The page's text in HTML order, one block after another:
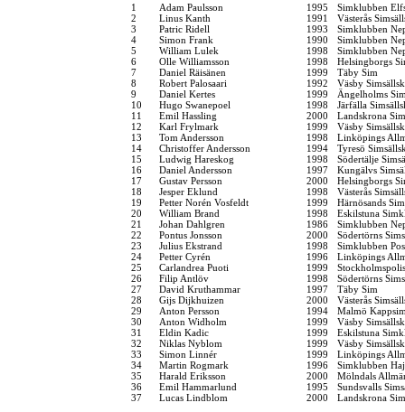
1 Adam Paulsson 1995
Simklubben
2
Linus Kanth 1991
Västerås
3
Patric Ridell 1993
Simklubben
4
Simon Frank 1990
Simklubben
5
William Lulek 1998
Simklubben
6
Olle Williamsson 1998
Helsingborgs
7
Daniel Räisänen 1999
Täby Sim
8
Robert Palosaari 1992
Väsby
9
Daniel Kertes 1999
Ängelholms
10
Hugo Swanepoel 1998
Järfälla
11
Emil Hassling 2000
Landskrona
12
Karl Frylmark 1999
Väsby
13
Tom Andersson 1998
Linköpings
14
Christoffer Andersson 1994
Tyresö
15
Ludwig Hareskog 1998
Södertälje
16
Daniel Andersson 1997
Kungälvs
17
Gustav Persson 2000
Helsingborgs
18
Jesper Eklund 1998
Västerås
19
Petter Norén Vosfeldt 1999
Härnösands
20
William Brand 1998
Eskilstuna
21
Johan Dahlgren 1986
Simklubben
22
Pontus Jonsson 2000
Södertörns
23
Julius Ekstrand 1998
Simklubben
24
Petter Cyrén 1996
Linköpings
25
Carlandrea Puoti 1999
26
Filip Antlöv 1998
Södertörns
27
David Kruthammar 1997
Täby Sim
28
Gijs Dijkhuizen 2000
Västerås
29
Anton Persson 1994
Malmö
30
Anton Widholm 1999
Väsby
31
Eldin Kadic 1999
Eskilstuna
32
Niklas Nyblom 1999
Väsby
33
Simon Linnér 1999
Linköpings
34
Martin Rogmark 1996
Simklubben
35
Harald Eriksson 2000
Mölndals
36
Emil Hammarlund 1995
Sundsvalls
37
Lucas Lindblom 2000 Landskrona